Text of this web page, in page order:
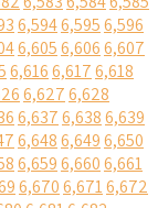
6,5946,5956,596
6,6056,6066,607
6,6166,6176,618
6,6276,628
6,6376,6386,639
6,6486,6496,650
6,6596,6606,661
6,6706,6716,672